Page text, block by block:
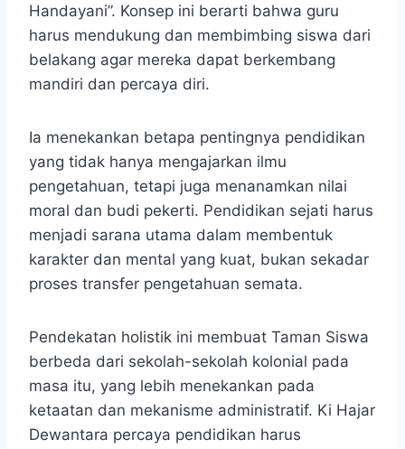
Handayani”. Konsep ini berarti bahwa guru
harus mendukung dan membimbing siswa dari
belakang agar mereka dapat berkembang
mandiri dan percaya diri.
Ia menekankan betapa pentingnya pendidikan
yang tidak hanya mengajarkan ilmu
pengetahuan, tetapi juga menanamkan nilai
moral dan budi pekerti. Pendidikan sejati harus
menjadi sarana utama dalam membentuk
karakter dan mental yang kuat, bukan sekadar
proses transfer pengetahuan semata.
Pendekatan holistik ini membuat Taman Siswa
berbeda dari sekolah-sekolah kolonial pada
masa itu, yang lebih menekankan pada
ketaatan dan mekanisme administratif. Ki Hajar
Dewantara percaya pendidikan harus